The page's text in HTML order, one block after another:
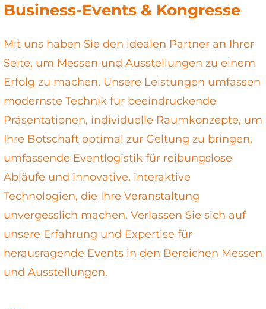
Business-Events & Kongresse
Mit uns haben Sie den idealen Partner an Ihrer
Seite, um Messen und Ausstellungen zu einem
Erfolg zu machen. Unsere Leistungen umfassen
modernste Technik für beeindruckende
Präsentationen, individuelle Raumkonzepte, um
Ihre Botschaft optimal zur Geltung zu bringen,
umfassende Eventlogistik für reibungslose
Abläufe und innovative, interaktive
Technologien, die Ihre Veranstaltung
unvergesslich machen. Verlassen Sie sich auf
unsere Erfahrung und Expertise für
herausragende Events in den Bereichen Messen
und Ausstellungen.